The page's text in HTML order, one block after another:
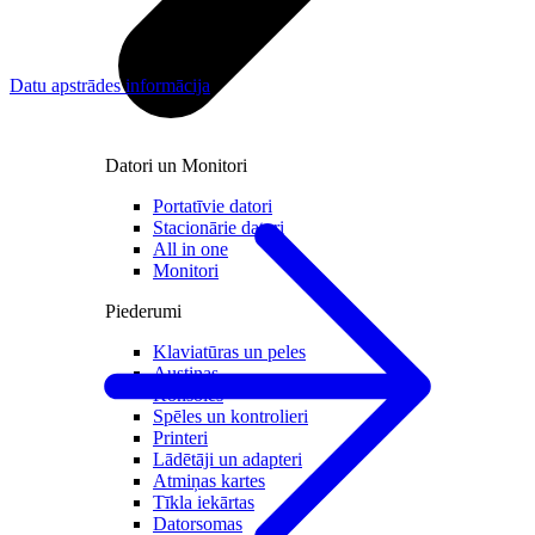
Datori un Monitori
Portatīvie datori
Stacionārie datori
All in one
Monitori
Piederumi
Klaviatūras un peles
Austiņas
Konsoles
Spēles un kontrolieri
Printeri
Lādētāji un adapteri
Atmiņas kartes
Tīkla iekārtas
Datorsomas
Datu apstrādes informācija